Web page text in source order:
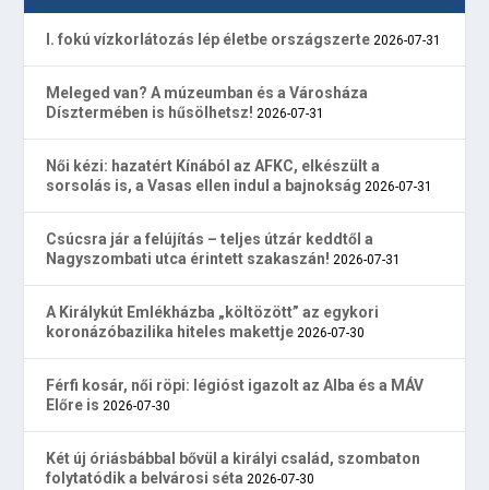
I. fokú vízkorlátozás lép életbe országszerte 2026-07-31
Meleged van? A múzeumban és a Városháza
Dísztermében is hűsölhetsz! 2026-07-31
Női kézi: hazatért Kínából az AFKC, elkészült a
sorsolás is, a Vasas ellen indul a bajnokság 2026-07-31
Csúcsra jár a felújítás – teljes útzár keddtől a
Nagyszombati utca érintett szakaszán! 2026-07-31
A Királykút Emlékházba „költözött” az egykori
koronázóbazilika hiteles makettje 2026-07-30
Férfi kosár, női röpi: légióst igazolt az Alba és a MÁV
Előre is 2026-07-30
Két új óriásbábbal bővül a királyi család, szombaton
folytatódik a belvárosi séta 2026-07-30